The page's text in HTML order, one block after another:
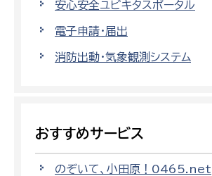
安心安全ユビキタスポータル
電子申請・届出
消防出動・気象観測システム
おすすめサービス
のぞいて、小田原！0465.net